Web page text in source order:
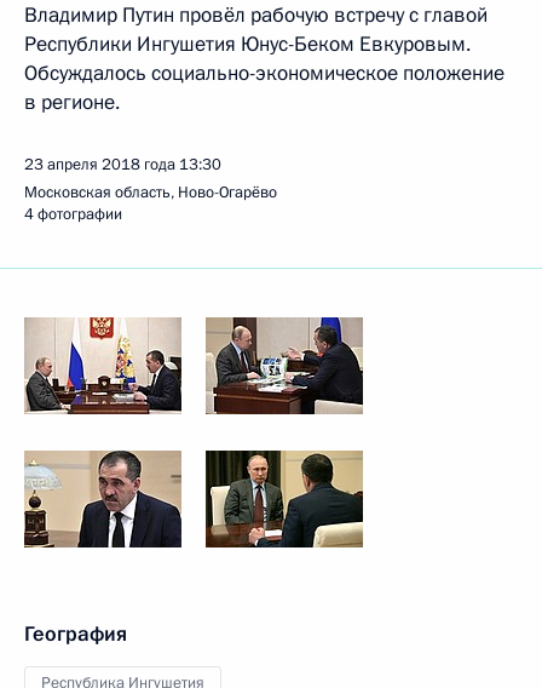
Владимир Путин провёл рабочую встречу с главой
Республики Ингушетия Юнус-Беком Евкуровым.
Обсуждалось социально-экономическое положение
в регионе.
23 апреля 2018 года 13:30
Московская область, Ново-Огарёво
4 фотографии
География
Республика Ингушетия